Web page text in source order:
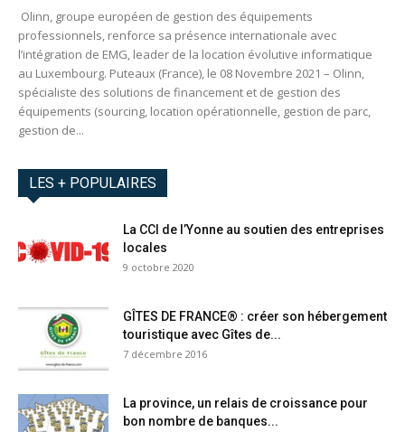
Olinn, groupe européen de gestion des équipements
professionnels, renforce sa présence internationale avec
l’intégration de EMG, leader de la location évolutive informatique
au Luxembourg. Puteaux (France), le 08 Novembre 2021 – Olinn,
spécialiste des solutions de financement et de gestion des
équipements (sourcing, location opérationnelle, gestion de parc,
gestion de...
LES + POPULAIRES
La CCI de l’Yonne au soutien des entreprises
locales
9 octobre 2020
GÎTES DE FRANCE® : créer son hébergement
touristique avec Gîtes de...
7 décembre 2016
La province, un relais de croissance pour
bon nombre de banques...